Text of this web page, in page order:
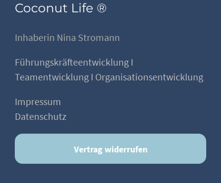
Coconut Life ®
Inhaberin Nina Stromann
Führungskräfteentwicklung I
Teamentwicklung I Organisationsentwicklung
Impressum
Datenschutz
Vertrag widerrufen